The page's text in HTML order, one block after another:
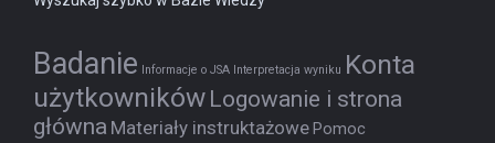
Badanie Informacje o JSA Interpretacja wyniku Konta
użytkowników Logowanie i strona
główna Materiały instruktażowe Pomoc